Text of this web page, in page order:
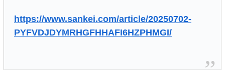
https://www.sankei.com/article/20250702-
PYFVDJDYMRHGFHHAFI6HZPHMGI/